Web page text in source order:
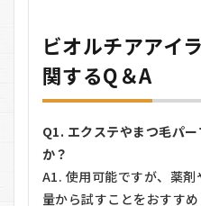
ビオルチアアイ
関するQ＆A
Q1. エクステやまつ毛パ
か？
A1. 使用可能ですが、薬
量から試すことをおすすめ